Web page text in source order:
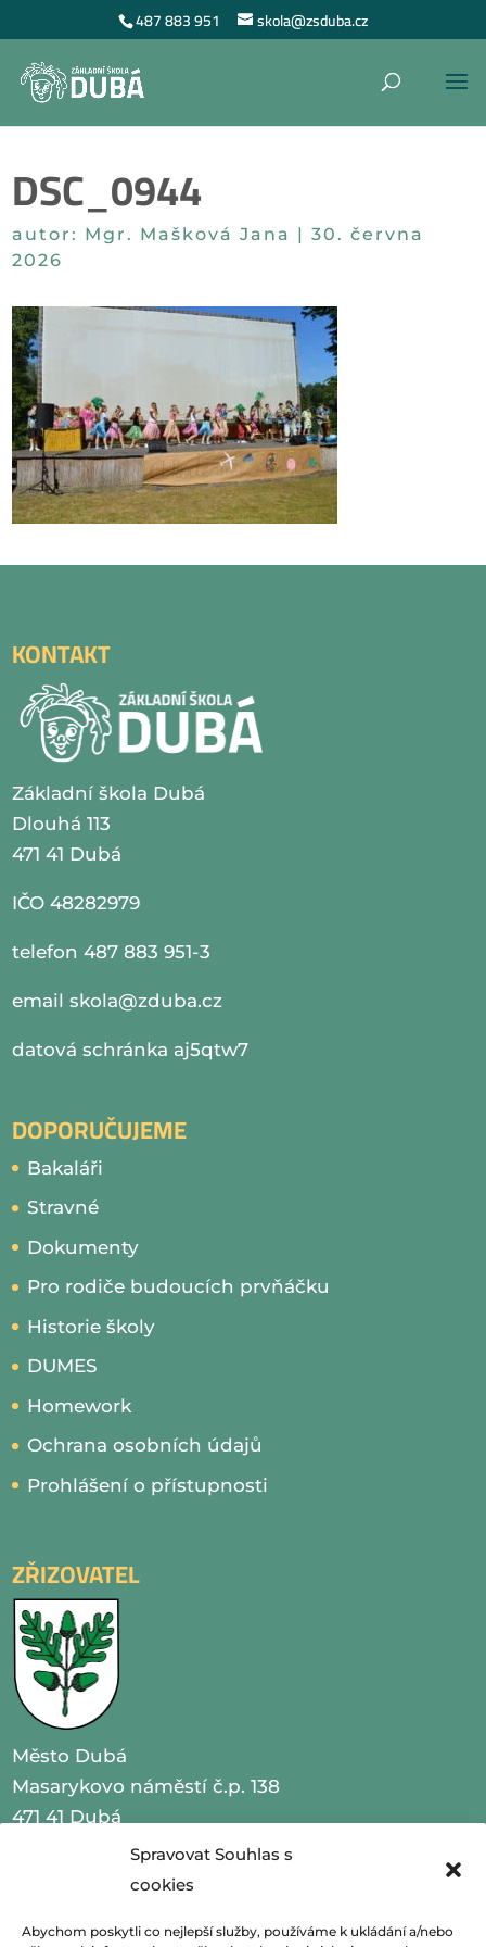
Spravovat Souhlas s
cookies
Abychom poskytli co nejlepší služby, používáme k ukládání a/nebo
487 883 951 skola@zsduba.cz
DSC_0944
autor: Mgr. Mašková Jana |30. června
2026
KONTAKT
Základní škola Dubá
Dlouhá 113
471 41 Dubá
IČO 48282979
telefon 487 883 951-3
emailskola@zduba.cz
datová schránka aj5qtw7
DOPORUČUJEME
Bakaláři
Stravné
Dokumenty
Pro rodiče budoucích prvňáčku
Historie školy
DUMES
Homework
Ochrana osobních údajů
Prohlášení o přístupnosti
ZŘIZOVATEL
Město Dubá
Masarykovo náměstí č.p. 138
471 41 Dubá
IČO 00260479